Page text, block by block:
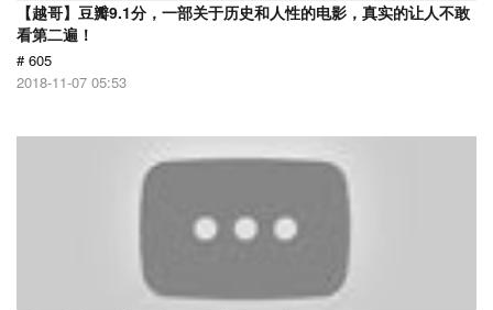
【越哥】豆瓣9.1分，一部关于历史和人性的电影，真实的让人不敢
看第二遍！
# 605
2018-11-07 05:53